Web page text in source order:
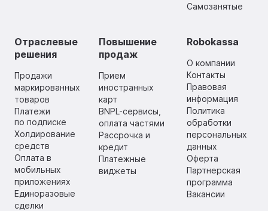
Самозанятые
Отраслевые
решения
Продажи
маркированных
товаров
Платежи
по подписке
Холдирование
средств
Оплата в
мобильных
приложениях
Единоразовые
сделки
Повышение
продаж
Прием
иностранных
карт
BNPL-сервисы,
оплата частями
Рассрочка и
кредит
Платежные
виджеты
Robokassa
О компании
Контакты
Правовая
информация
Политика
обработки
персональных
данных
Оферта
Партнерская
программа
Вакансии